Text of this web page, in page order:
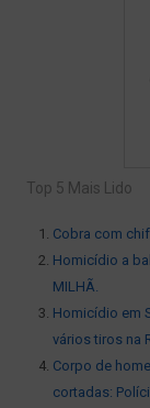
Top 5 Mais Lido
Cobra com
Homicídio a
MILHÃ.
Homicídio em
vários tiros na
Corpo de
cortadas: